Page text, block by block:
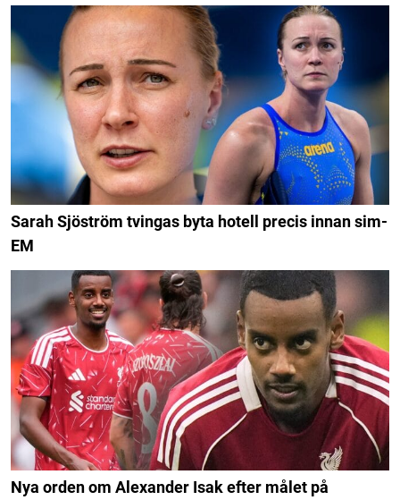
Sarah Sjöström tvingas byta hotell precis innan sim-
EM
Nya orden om Alexander Isak efter målet på